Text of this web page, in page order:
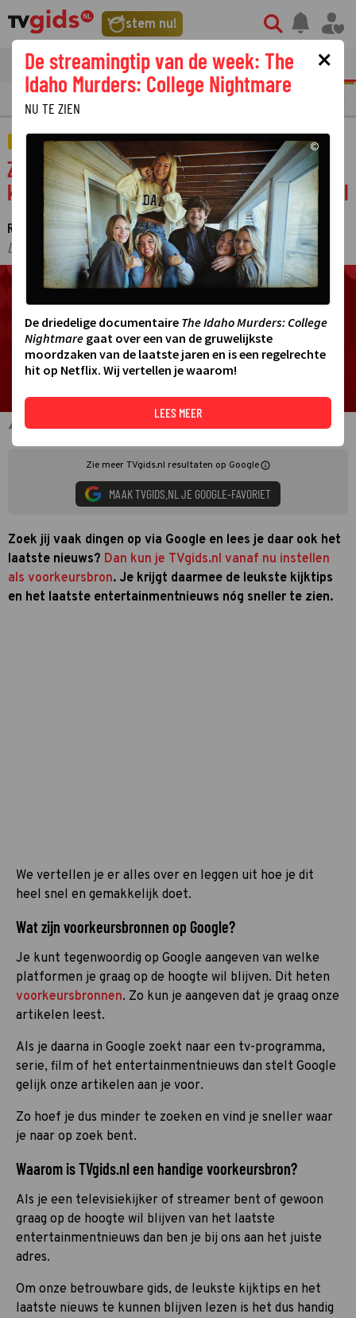
stem nu!
tvgids streaming nieuws
STREAMING
AMUSEMENT
Zo blijf je op de hoogte van de leukste
kijktips en het laatste nieuws van TVgids.nl
REDACTIE TVGIDS.NL·7 JULI 2026 13:20·
LAATSTE UPDATE:08-07-26 15:53
Stel TVgids.nl in als voorkeursbron op Google
Zie meer TVgids.nl resultaten op Google
MAAK TVGIDS.NL JE GOOGLE-FAVORIET
Zoek jij vaak dingen op via Google en lees je daar ook het
laatste nieuws? Dan kun je TVgids.nl vanaf nu instellen
als voorkeursbron. Je krijgt daarmee de leukste kijktips
en het laatste entertainmentnieuws nóg sneller te zien.
We vertellen je er alles over en leggen uit hoe je dit
heel snel en gemakkelijk doet.
Wat zijn voorkeursbronnen op Google?
Je kunt tegenwoordig op Google aangeven van welke
platformen je graag op de hoogte wil blijven. Dit heten
voorkeursbronnen. Zo kun je aangeven dat je graag onze
artikelen leest.
Als je daarna in Google zoekt naar een tv-programma,
serie, film of het entertainmentnieuws dan stelt Google
gelijk onze artikelen aan je voor.
Zo hoef je dus minder te zoeken en vind je sneller waar
je naar op zoek bent.
Waarom is TVgids.nl een handige voorkeursbron?
Als je een televisiekijker of streamer bent of gewoon
graag op de hoogte wil blijven van het laatste
entertainmentnieuws dan ben je bij ons aan het juiste
adres.
Om onze betrouwbare gids, de leukste kijktips en het
laatste nieuws te kunnen blijven lezen is het dus handig
×
De streamingtip van de week: The
Idaho Murders: College Nightmare
NU TE ZIEN
©
De driedelige documentaire The Idaho Murders: College
Nightmare gaat over een van de gruwelijkste
moordzaken van de laatste jaren en is een regelrechte
hit op Netflix. Wij vertellen je waarom!
LEES MEER